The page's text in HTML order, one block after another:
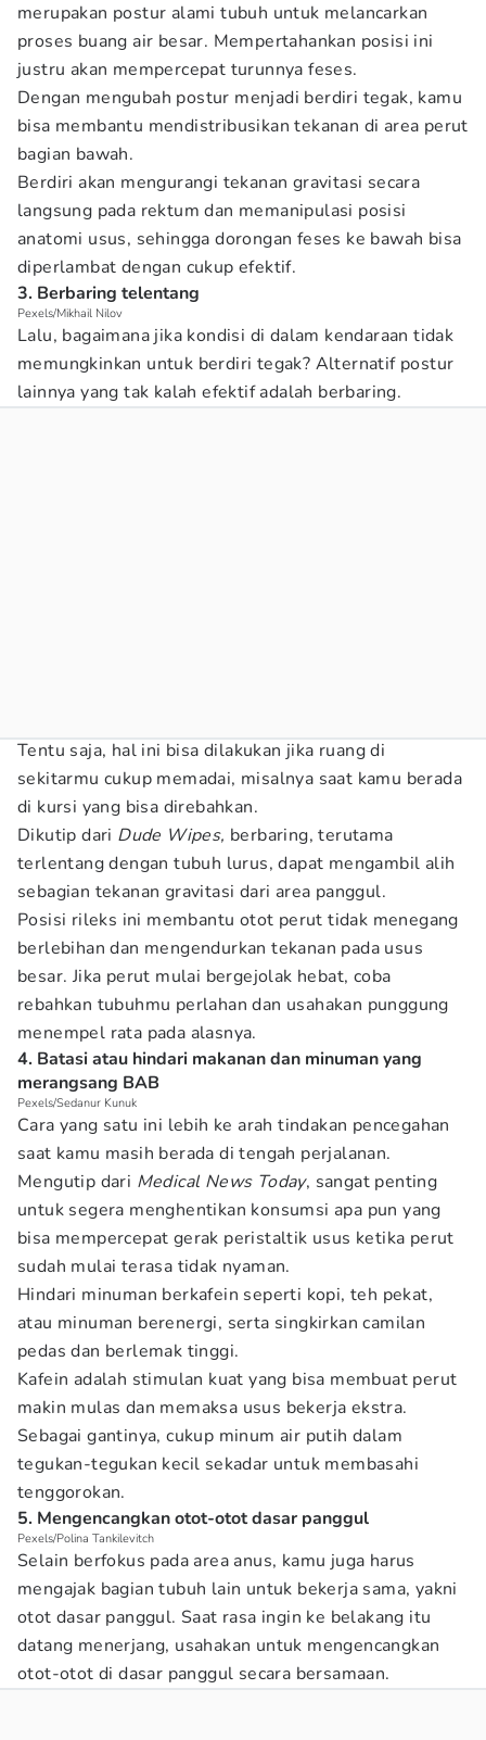
merupakan postur alami tubuh untuk melancarkan
proses buang air besar. Mempertahankan posisi ini
justru akan mempercepat turunnya feses.
Dengan mengubah postur menjadi berdiri tegak, kamu
bisa membantu mendistribusikan tekanan di area perut
bagian bawah.
Berdiri akan mengurangi tekanan gravitasi secara
langsung pada rektum dan memanipulasi posisi
anatomi usus, sehingga dorongan feses ke bawah bisa
diperlambat dengan cukup efektif.
3. Berbaring telentang
Pexels/Mikhail Nilov
Lalu, bagaimana jika kondisi di dalam kendaraan tidak
memungkinkan untuk berdiri tegak? Alternatif postur
lainnya yang tak kalah efektif adalah berbaring.
Tentu saja, hal ini bisa dilakukan jika ruang di
sekitarmu cukup memadai, misalnya saat kamu berada
di kursi yang bisa direbahkan.
Dikutip dari Dude Wipes, berbaring, terutama
terlentang dengan tubuh lurus, dapat mengambil alih
sebagian tekanan gravitasi dari area panggul.
Posisi rileks ini membantu otot perut tidak menegang
berlebihan dan mengendurkan tekanan pada usus
besar. Jika perut mulai bergejolak hebat, coba
rebahkan tubuhmu perlahan dan usahakan punggung
menempel rata pada alasnya.
4. Batasi atau hindari makanan dan minuman yang
merangsang BAB
Pexels/Sedanur Kunuk
Cara yang satu ini lebih ke arah tindakan pencegahan
saat kamu masih berada di tengah perjalanan.
Mengutip dari Medical News Today, sangat penting
untuk segera menghentikan konsumsi apa pun yang
bisa mempercepat gerak peristaltik usus ketika perut
sudah mulai terasa tidak nyaman.
Hindari minuman berkafein seperti kopi, teh pekat,
atau minuman berenergi, serta singkirkan camilan
pedas dan berlemak tinggi.
Kafein adalah stimulan kuat yang bisa membuat perut
makin mulas dan memaksa usus bekerja ekstra.
Sebagai gantinya, cukup minum air putih dalam
tegukan-tegukan kecil sekadar untuk membasahi
tenggorokan.
5. Mengencangkan otot-otot dasar panggul
Pexels/Polina Tankilevitch
Selain berfokus pada area anus, kamu juga harus
mengajak bagian tubuh lain untuk bekerja sama, yakni
otot dasar panggul. Saat rasa ingin ke belakang itu
datang menerjang, usahakan untuk mengencangkan
otot-otot di dasar panggul secara bersamaan.